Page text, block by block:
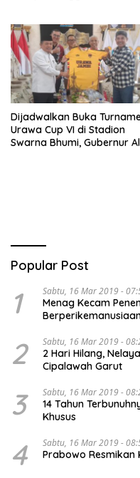
Dijadwalkan Buka
Urawa Cup VI di Stadion
Swarna Bhumi, Gubernur Al
Popular Post
1 Sabtu, 16 Mar 2019 -
Menag Kecam
2 Sabtu, 16 Mar 2019 -
2 Hari Hilang,
Cipalawah Garut
3 Sabtu, 16 Mar 2019 -
14 Tahun
Khusus
4 Sabtu, 16 Mar 2019 -
Prabowo Resmikan